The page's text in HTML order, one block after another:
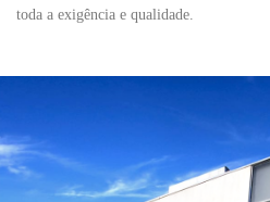
toda a exigência e qualidade.